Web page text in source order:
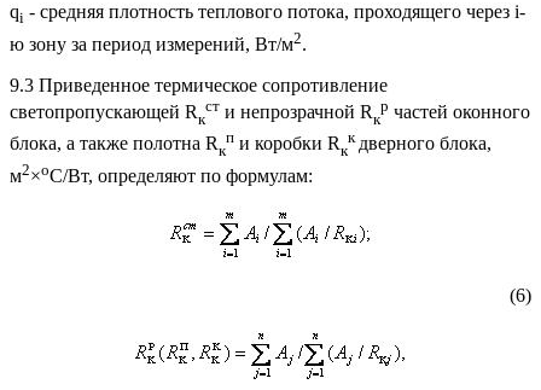
qi - средняя плотность теплового потока, проходящего через i-
ю зону за период измерений, Вт/м2.
9.3 Приведенное термическое сопротивление
светопропускающей Rк
ст и непрозрачной Rк
р частей оконного
блока, а также полотна Rк
п и коробки Rк
к дверного блока,
м2×оС/Вт, определяют по формулам:
(6)